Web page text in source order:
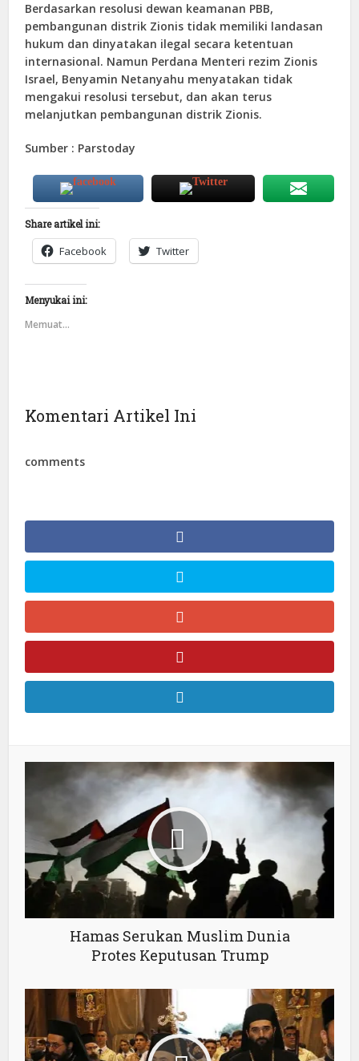
Berdasarkan resolusi dewan keamanan PBB,
pembangunan distrik Zionis tidak memiliki landasan
hukum dan dinyatakan ilegal secara ketentuan
internasional. Namun Perdana Menteri rezim Zionis
Israel, Benyamin Netanyahu menyatakan tidak
mengakui resolusi tersebut, dan akan terus
melanjutkan pembangunan distrik Zionis.
Sumber : Parstoday
Share artikel ini:
Facebook Twitter
Menyukai ini:
Memuat...
Komentari Artikel Ini
comments
Hamas Serukan Muslim Dunia
Protes Keputusan Trump